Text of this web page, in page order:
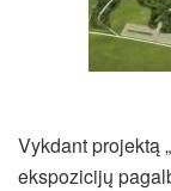
Vykdant projektą
ekspozicijų